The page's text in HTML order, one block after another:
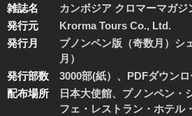
雑誌名
カンボジア クロマーマガジ
発行元
Krorma Tours Co., Ltd.
発行月
プノンペン版（奇数月）シ
月）
発行部数
3000部(紙）、PDFダウン
配布場所
日本大使館、プノンペン・
フェ・レストラン・ホテル